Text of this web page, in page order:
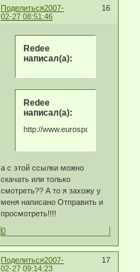
Поделиться 16
2007-
02-27 08:51:46
Redee
написал(а):
Redee
написал(а):
http://www.eurosport.ru/athletics/
а с этой ссылки можно
скачать или только
смотреть?? А то я захожу у
меня написано Отправить и
просмотреть!!!!
0
Поделиться 17
2007-
02-27 09:14:23